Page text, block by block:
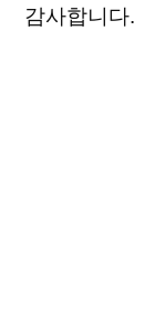
감사합니다.